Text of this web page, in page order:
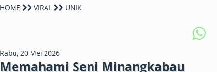
HOME VIRAL UNIK
Rabu, 20 Mei 2026
Memahami Seni Minangkabau